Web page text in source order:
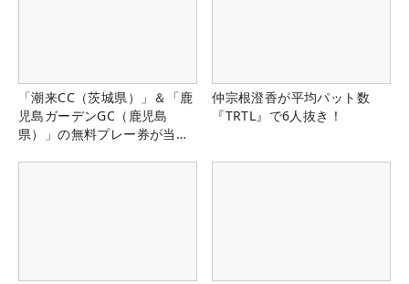
「潮来CC（茨城県）」＆「鹿
児島ガーデンGC（鹿児島
県）」の無料プレー券が当た
仲宗根澄香が平均パット数
『TRTL』で6人抜き！